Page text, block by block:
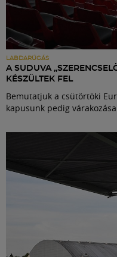
LABDARÚGÁS
A SUDUVA
KÉSZÜLTEK FEL
Bemutatjuk a csütörtöki
kapusunk pedig
Szolgáltatások
Shop
English